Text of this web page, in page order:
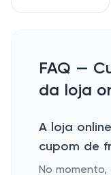
FAQ —
da loja
A loja
cupom de
No